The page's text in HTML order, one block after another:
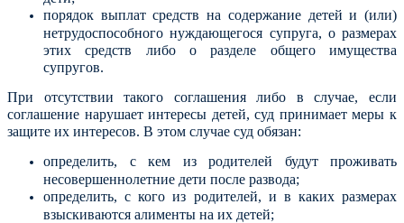
порядок выплат средств на содержание детей и (или)
нетрудоспособного нуждающегося супруга, о размерах
этих средств либо о разделе общего имущества
супругов.
При отсутствии такого соглашения либо в случае, если
соглашение нарушает интересы детей, суд принимает меры к
защите их интересов. В этом случае суд обязан:
определить, с кем из родителей будут проживать
несовершеннолетние дети после развода;
определить, с кого из родителей, и в каких размерах
взыскиваются алименты на их детей;